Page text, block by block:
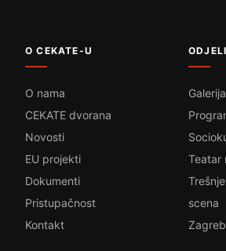
O CEKATE-U
O nama
CEKATE dvorana
Novosti
EU projekti
Dokumenti
Pristupačnost
Kontakt
ODJELI
Teatar
scena